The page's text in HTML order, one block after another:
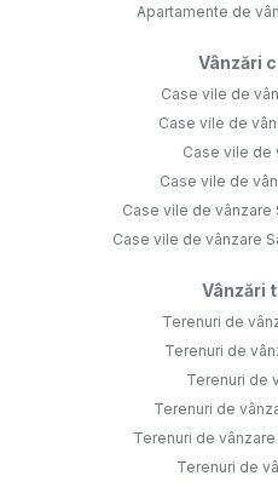
Apartamente de
Vânzări
Case vile de
Case vile de
Case vile de
Case vile de
Case vile de vânzare
Case vile de vânzare
Vânzări
Terenuri de
Terenuri de
Terenuri de
Terenuri de
Terenuri de
Terenuri de